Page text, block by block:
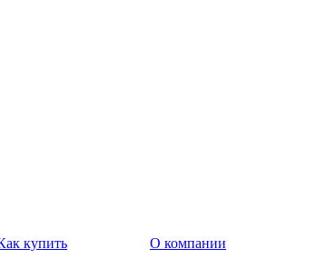
купить
О компании